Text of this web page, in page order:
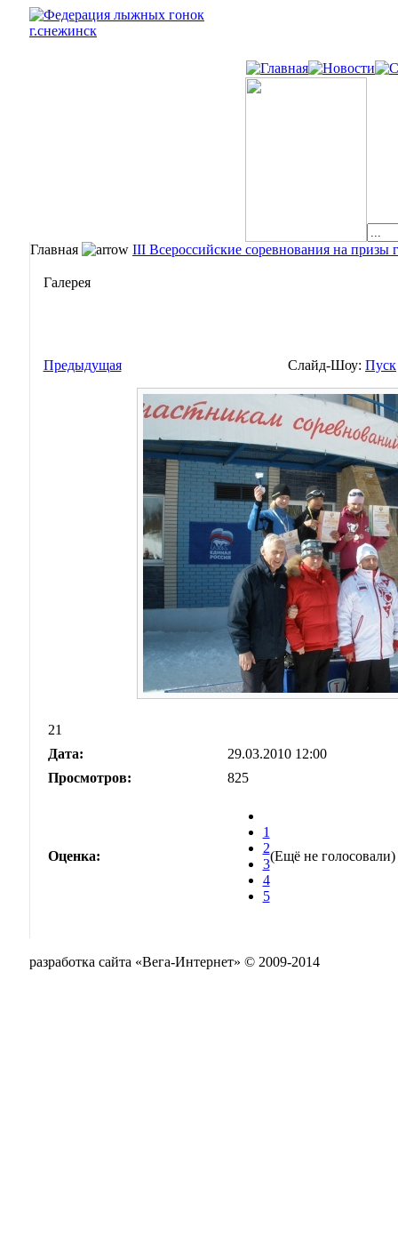
Главная III Всероссийские соревнования на призы
Галерея
Предыдущая Слайд-Шоу: Пуск
21
Дата:
29.03.2010 12:00
Просмотров:
825
Оценка:
1
2
3
4
5
(Ещё не голосовали)
разработка сайта «Вега-Интернет» © 2009-2014